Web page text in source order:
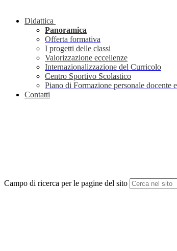
Didattica
Panoramica
Offerta formativa
I progetti delle classi
Valorizzazione eccellenze
Internazionalizzazione del Curricolo
Centro Sportivo Scolastico
Piano di Formazione personale docente
Contatti
Campo di ricerca per le pagine del sito